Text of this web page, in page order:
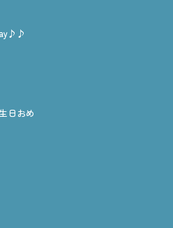
日おめ